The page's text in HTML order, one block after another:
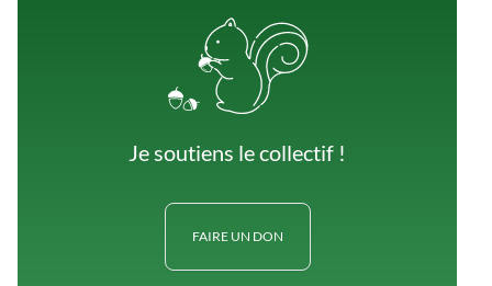
Je soutiens le collectif !
FAIRE UN DON